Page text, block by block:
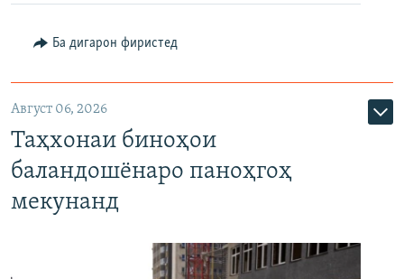
Ба дигарон фиристед
Август 06, 2026
Таҳхонаи биноҳои
баландошёнаро паноҳгоҳ
мекунанд